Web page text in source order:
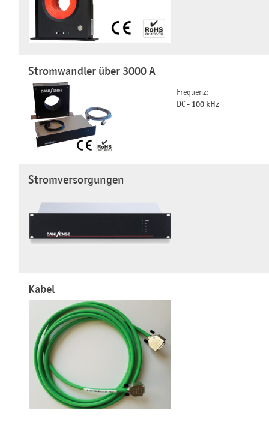
Stromwandler über 3000 A
Frequenz:
DC - 100 kHz
Stromversorgungen
Kabel